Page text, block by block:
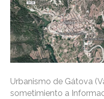
Urbanismo de Gátova
sometimiento a